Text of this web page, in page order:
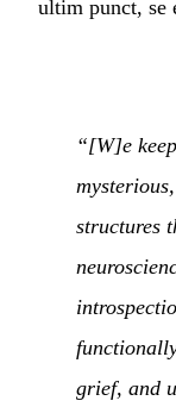
ultim punct, se
“[W]e
structures
grief, and